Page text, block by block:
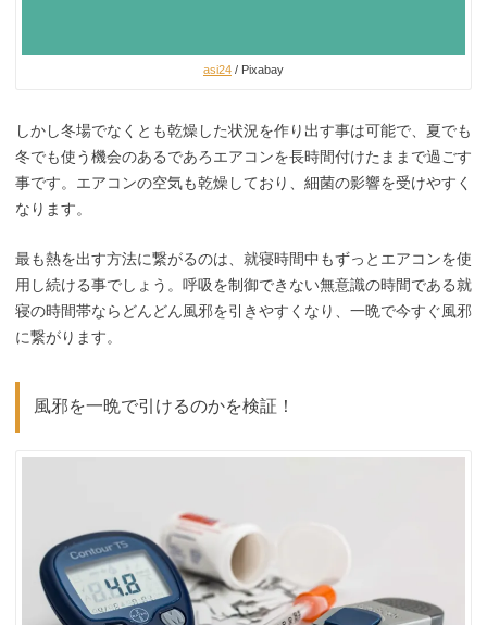
asi24 / Pixabay
しかし冬場でなくとも乾燥した状況を作り出す事は可能で、夏でも
冬でも使う機会のあるであろエアコンを長時間付けたままで過ごす
事です。エアコンの空気も乾燥しており、細菌の影響を受けやすく
なります。
最も熱を出す方法に繋がるのは、就寝時間中もずっとエアコンを使
用し続ける事でしょう。呼吸を制御できない無意識の時間である就
寝の時間帯ならどんどん風邪を引きやすくなり、一晩で今すぐ風邪
に繋がります。
風邪を一晩で引けるのかを検証！